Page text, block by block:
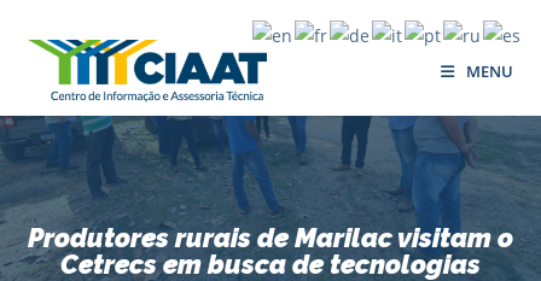
MENU
Produtores rurais de Marilac visitam o
Cetrecs em busca de tecnologias